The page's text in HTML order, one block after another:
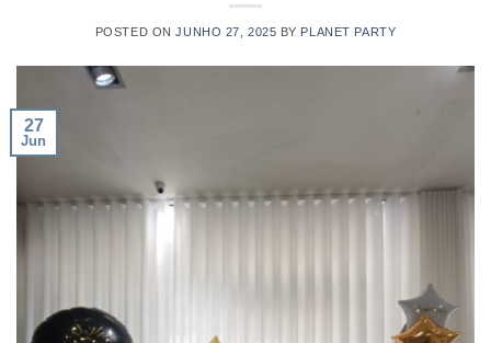
POSTED ONJUNHO 27, 2025 BY PLANET PARTY
27
Jun